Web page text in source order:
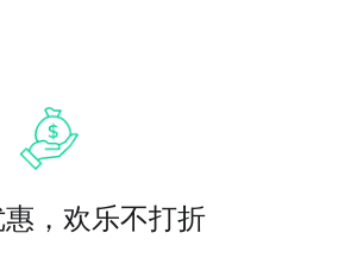
，欢乐不打折